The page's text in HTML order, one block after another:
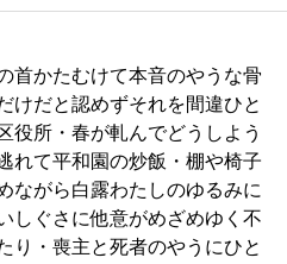
首かたむけて本音のやうな骨
けだと認めずそれを間違ひと
役所・春が軋んでどうしよう
れて平和園の炒飯・棚や椅子
ながら白露わたしのゆるみに
しぐさに他意がめざめゆく不
り・喪主と死者のやうにひと